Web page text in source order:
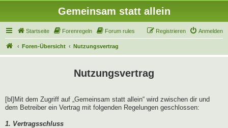
Gemeinsam statt allein
Startseite Forenregeln Forum rules Anmelden
Registrieren
Foren-Übersicht Nutzungsvertrag
Nutzungsvertrag
[bl]Mit dem Zugriff auf „Gemeinsam statt allein“ wird zwischen dir und
dem Betreiber ein Vertrag mit folgenden Regelungen geschlossen:
1. Vertragsschluss